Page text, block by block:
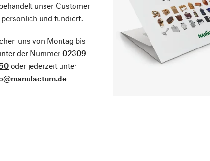
unser Customer
persönlich und fundiert.
uns von Montag bis
der Nummer 02309
oder jederzeit unter